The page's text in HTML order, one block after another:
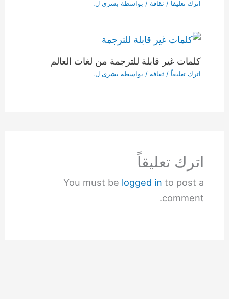
اترك تعليقاً /ثقافة / بواسطة بشرى ل.
كلمات غير قابلة للترجمة من لغات العالم
اترك تعليقاً /ثقافة / بواسطة بشرى ل.
اترك تعليقاً
You must be logged in to post a
comment.